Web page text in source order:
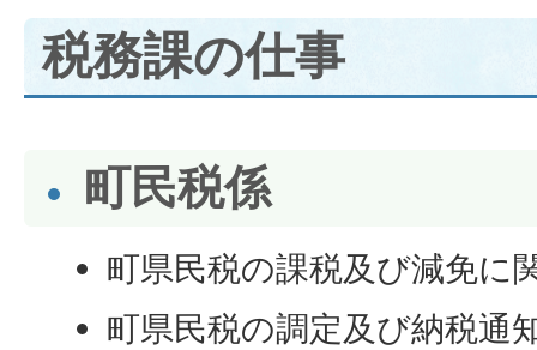
税務課の仕事
町民税係
町県民税の課税及び減免に
町県民税の調定及び納税通